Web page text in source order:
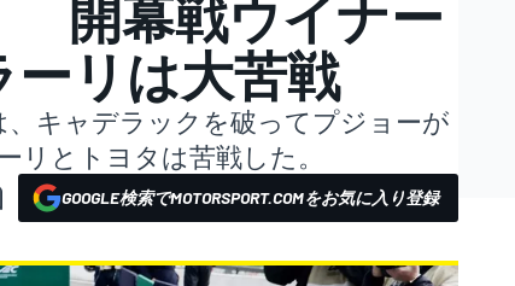
開幕戦ウイナー
リは大苦戦
、キャデラックを破ってプジョーが
リとトヨタは苦戦した。
GOOGLE検索でMOTORSPORT.COMをお気に入り登録